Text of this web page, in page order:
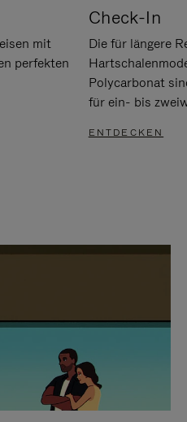
mit
perfekten
Check-In
Die für längere
Polycarbonat
für ein- bis
ENTDECKEN